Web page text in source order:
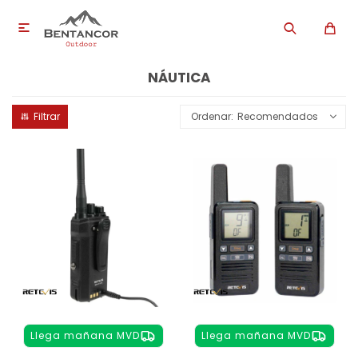

NÁUTICA
Recomendados
Llega mañana MVD Llega mañana MVD